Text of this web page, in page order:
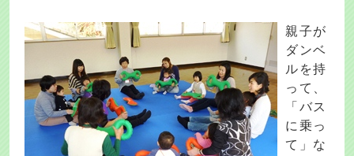
親子が
ダンベ
ルを持
って、
「バス
に乗っ
て」な